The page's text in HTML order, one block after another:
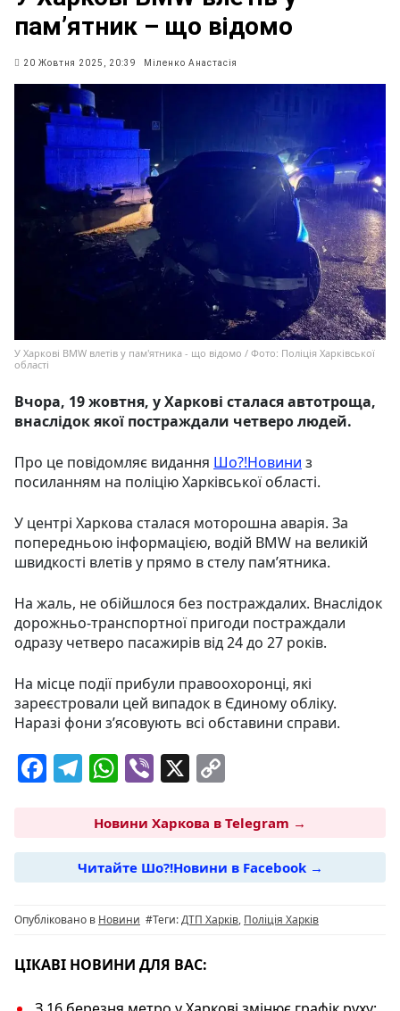
пам’ятник – що відомо
20 Жовтня 2025, 20:39 Міленко Анастасія
У Харкові BMW влетів у пам'ятника - що відомо / Фото: Поліція Харківської
області
Вчора, 19 жовтня, у Харкові сталася автотроща,
внаслідок якої постраждали четверо людей.
Про це повідомляє видання Шо?!Новини з
посиланням на поліцію Харківської області.
У центрі Харкова сталася моторошна аварія. За
попередньою інформацією, водій BMW на великій
швидкості влетів у прямо в стелу пам’ятника.
На жаль, не обійшлося без постраждалих. Внаслідок
дорожньо-транспортної пригоди постраждали
одразу четверо пасажирів від 24 до 27 років.
На місце події прибули правоохоронці, які
зареєстровали цей випадок в Єдиному обліку.
Наразі фони з’ясовують всі обставини справи.
F
a
e
b
o
k
T
el
e
g
ra
m
W
h
at
s
A
p
p
Vi
b
er
X
p
y
Li
n
k
Новини Харкова в Telegram →
Читайте Шо?!Новини в Facebook →
Опубліковано в Новини #Теги:ДТП Харків, Поліція Харків
ЦІКАВІ НОВИНИ ДЛЯ ВАС: